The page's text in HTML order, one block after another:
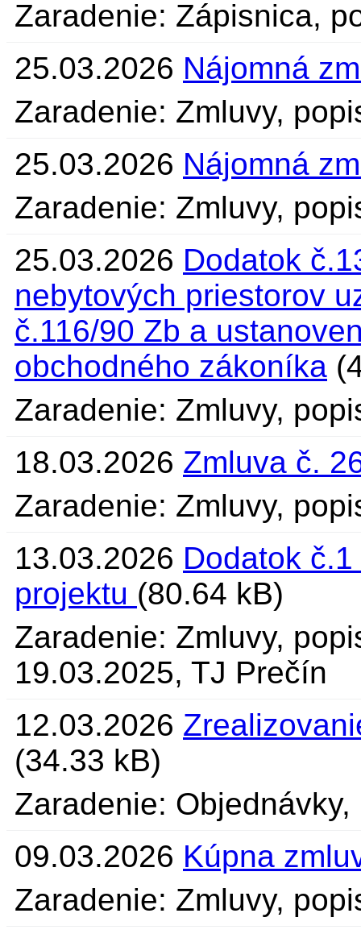
Zaradenie: Zápisnica,
25.03.2026 Nájomná
Zaradenie: Zmluvy,
25.03.2026 Nájomná
Zaradenie: Zmluvy,
25.03.2026 Dodatok
nebytových priestorov
č.116/90 Zb a
obchodného zákoníka
Zaradenie: Zmluvy,
18.03.2026 Zmluva č.
Zaradenie: Zmluvy,
13.03.2026 Dodatok
projektu (80.64 kB)
Zaradenie: Zmluvy,
19.03.2025, TJ Prečín
12.03.2026
(34.33 kB)
Zaradenie: Objednávky,
09.03.2026 Kúpna
Zaradenie: Zmluvy,